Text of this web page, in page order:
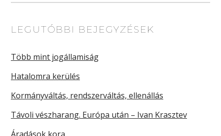
LEGUTÓBBI BEJEGYZÉSEK
Több mint jogállamiság
Hatalomra kerülés
Kormányváltás, rendszerváltás, ellenállás
Távoli vészharang. Európa után – Ivan Krasztev